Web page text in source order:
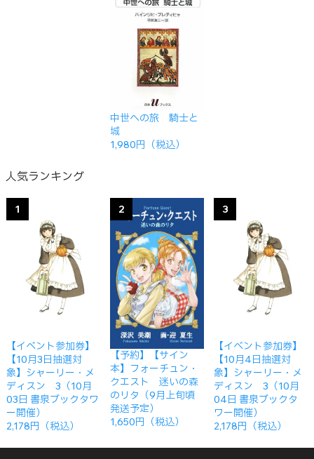
中世への旅 騎士と
城
1,980円（税込）
人気ランキング
1
【イベント参加券】
【10月3日抽選対
象】シャーリー・メ
ディスン 3（10月
03日 書泉ブックタワ
ー開催）
2,178円（税込）
2
【予約】【サイン
本】フォーチュン・
クエスト 迷いの森
のリタ（9月上旬頃
発送予定）
1,650円（税込）
3
【イベント参加券】
【10月4日抽選対
象】シャーリー・メ
ディスン 3（10月
04日 書泉ブックタ
ワー開催）
2,178円（税込）